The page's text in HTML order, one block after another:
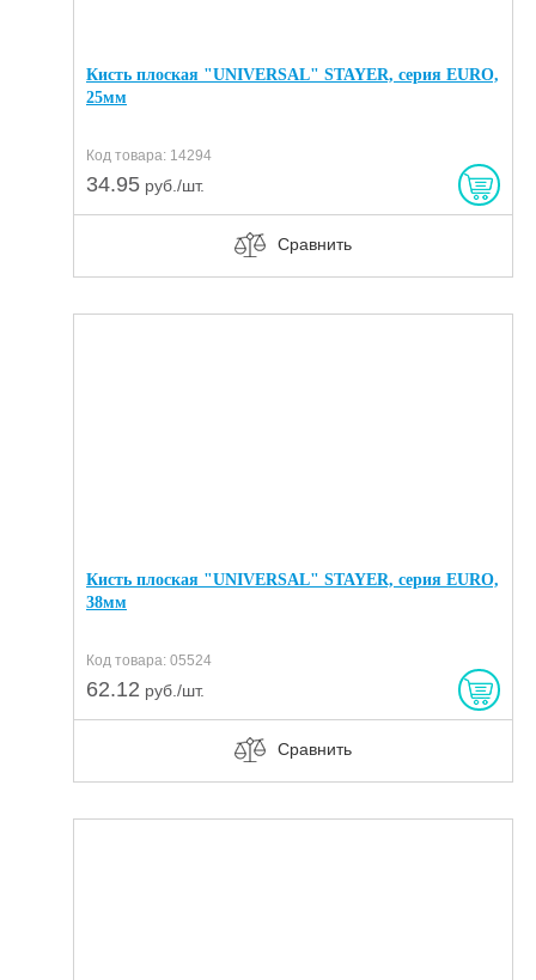
Кисть плоская "UNIVERSAL" STAYER, серия EURO,
25мм
Код товара: 14294
34.95 руб./шт.
Сравнить
Кисть плоская "UNIVERSAL" STAYER, серия EURO,
38мм
Код товара: 05524
62.12 руб./шт.
Сравнить